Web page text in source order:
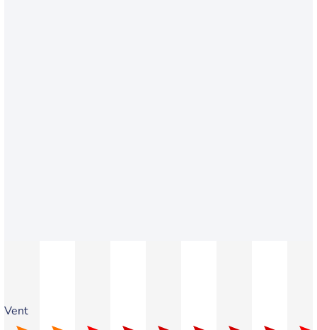
Vent